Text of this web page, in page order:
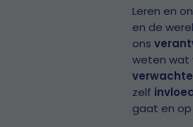
Leren en
en de
ons
weten wat
zelf
gaat en